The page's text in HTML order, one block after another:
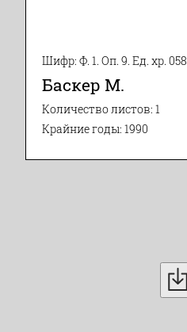
Шифр: Ф. 1. Оп. 9. Ед. хр. 058
Баскер М.
Количество листов: 1
Крайние годы: 1990